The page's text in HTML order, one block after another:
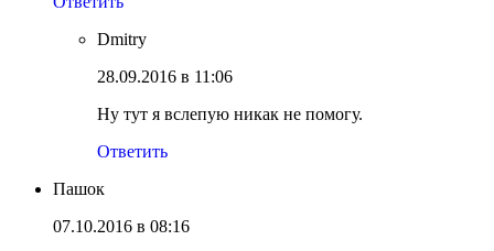
Dmitry
28.09.2016 в 11:06
Ну тут я вслепую никак не помогу.
Ответить
Пашок
07.10.2016 в 08:16